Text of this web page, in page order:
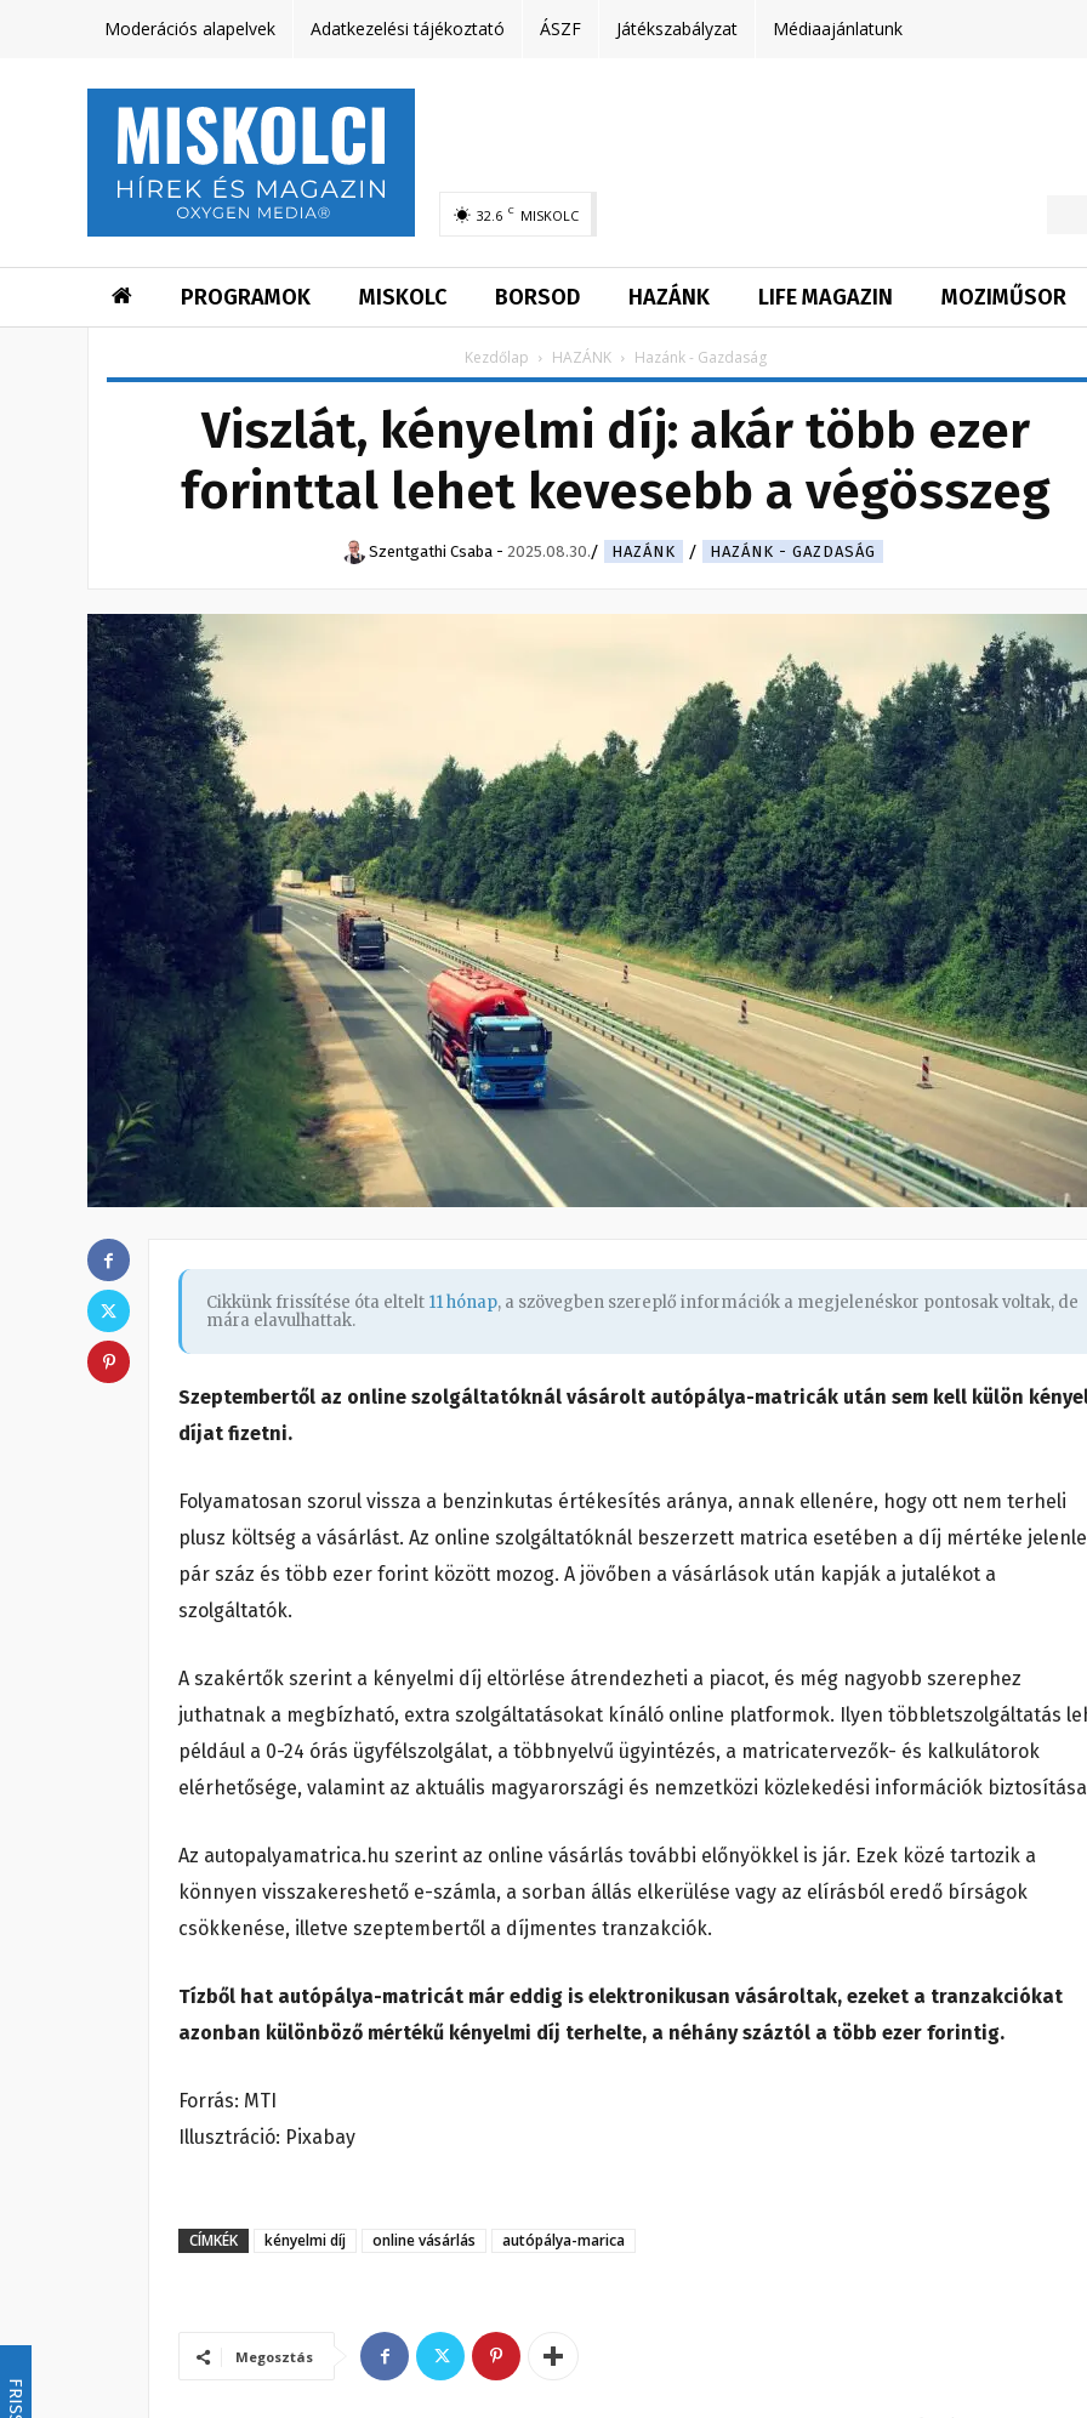
Moderációs alapelvek Adatkezelési tájékoztató ÁSZF Játékszabályzat Médiaajánlatunk
32.6 C MISKOLC
PROGRAMOK MISKOLC BORSOD HAZÁNK LIFE MAGAZIN MOZIMŰSOR
Kezdőlap HAZÁNK Hazánk - Gazdaság
Viszlát, kényelmi díj: akár több ezer
forinttal lehet kevesebb a végösszeg
Szentgathi Csaba - 2025.08.30. HAZÁNK HAZÁNK - GAZDASÁG
Cikkünk frissítése óta eltelt 11 hónap, a szövegben szereplő információk a megjelenéskor pontosak voltak, de
mára elavulhattak.
Szeptembertől az online szolgáltatóknál vásárolt autópálya-matricák után sem kell külön
díjat fizetni.
Folyamatosan szorul vissza a benzinkutas értékesítés aránya, annak ellenére, hogy ott nem terheli
plusz költség a vásárlást. Az online szolgáltatóknál beszerzett matrica esetében a díj mértéke
pár száz és több ezer forint között mozog. A jövőben a vásárlások után kapják a jutalékot a
szolgáltatók.
A szakértők szerint a kényelmi díj eltörlése átrendezheti a piacot, és még nagyobb szerephez
juthatnak a megbízható, extra szolgáltatásokat kínáló online platformok. Ilyen többletszolgáltatás
például a 0-24 órás ügyfélszolgálat, a többnyelvű ügyintézés, a matricatervezők- és kalkulátorok
elérhetősége, valamint az aktuális magyarországi és nemzetközi közlekedési információk
Az autopalyamatrica.hu szerint az online vásárlás további előnyökkel is jár. Ezek közé tartozik a
könnyen visszakereshető e-számla, a sorban állás elkerülése vagy az elírásból eredő bírságok
csökkenése, illetve szeptembertől a díjmentes tranzakciók.
Tízből hat autópálya-matricát már eddig is elektronikusan vásároltak, ezeket a tranzakciókat
azonban különböző mértékű kényelmi díj terhelte, a néhány száztól a több ezer forintig.
Forrás: MTI
Illusztráció: Pixabay
CÍMKÉK kényelmi díj online vásárlás autópálya-marica
Megosztás